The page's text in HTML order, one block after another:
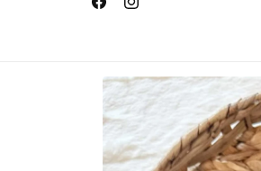
FacebookInstagram
directamente
a la
información
del producto